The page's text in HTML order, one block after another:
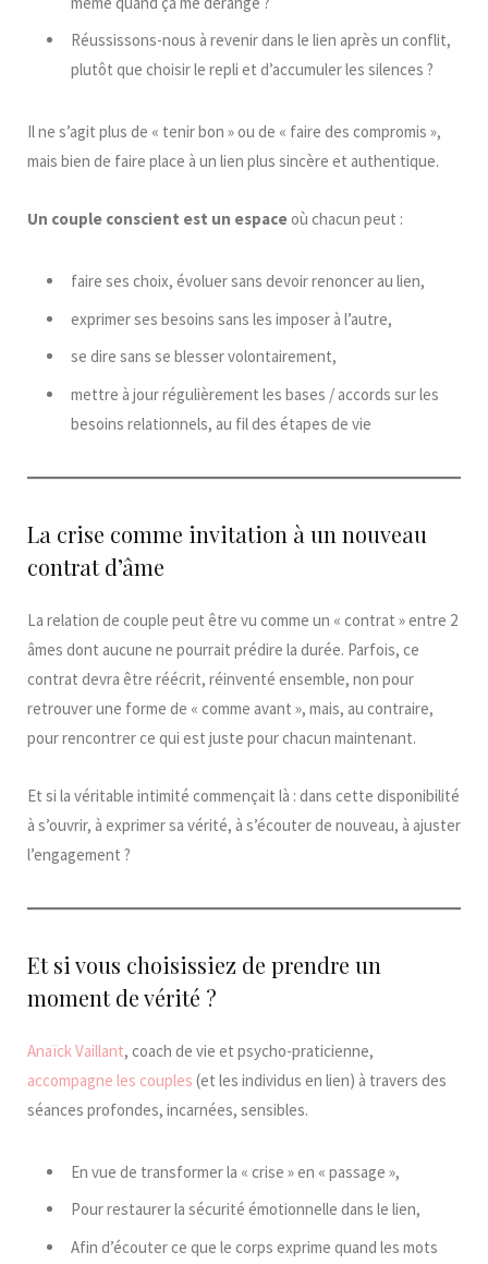
Réussissons-nous à revenir dans le lien après un conflit,
plutôt que choisir le repli et d’accumuler les silences ?
Il ne s’agit plus de « tenir bon » ou de « faire des compromis »,
mais bien de faire place à un lien plus sincère et authentique.
Un couple conscient est un espaceoù chacun peut :
faire ses choix, évoluer sans devoir renoncer au lien,
exprimer ses besoins sans les imposer à l’autre,
se dire sans se blesser volontairement,
mettre à jour régulièrement les bases / accords sur les
besoins relationnels, au fil des étapes de vie
La crise comme invitation à un nouveau
contrat d’âme
La relation de couple peut être vu comme un « contrat » entre 2
âmes dont aucune ne pourrait prédire la durée. Parfois, ce
contrat devra être réécrit, réinventé ensemble, non pour
retrouver une forme de « comme avant », mais, au contraire,
pour rencontrer ce qui est juste pour chacun maintenant.
Et si la véritable intimité commençait là : dans cette disponibilité
à s’ouvrir, à exprimer sa vérité, à s’écouter de nouveau, à ajuster
l’engagement ?
Et si vous choisissiez de prendre un
moment de vérité ?
Anaïck Vaillant, coach de vie et psycho-praticienne,
accompagne les couples (et les individus en lien) à travers des
séances profondes, incarnées, sensibles.
En vue de transformer la « crise » en « passage »,
Pour restaurer la sécurité émotionnelle dans le lien,
Afin d’écouter ce que le corps exprime quand les mots